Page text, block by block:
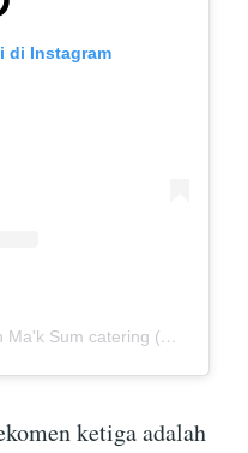
di Instagram
Sebuah kiriman dibagikan oleh Ma'k Sum catering (@mak_sumcatering)
ketiga adalah